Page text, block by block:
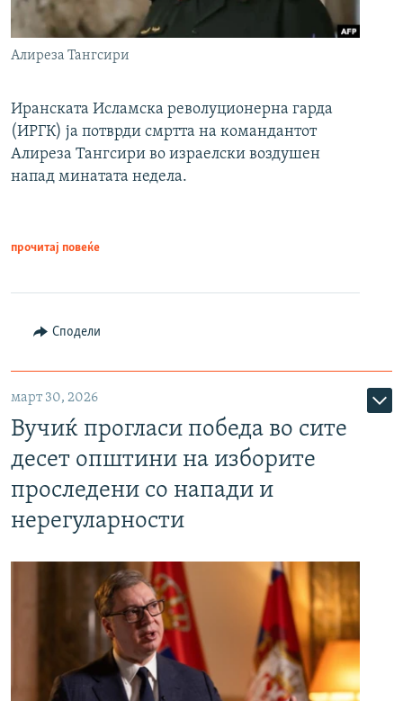
Алиреза Тангсири
Иранската Исламска револуционерна гарда
(ИРГК) ја потврди смртта на командантот
Алиреза Тангсири во израелски воздушен
напад минатата недела.
прочитај повеќе
Сподели
март 30, 2026
Вучиќ прогласи победа во сите
десет општини на изборите
проследени со напади и
нерегуларности